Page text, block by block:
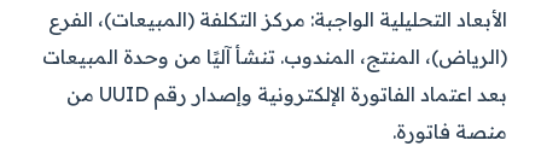
الأبعاد التحليلية الواجبة: مركز التكلفة (المبيعات)، الفرع
(الرياض)، المنتج، المندوب. تنشأ آليًا من وحدة المبيعات
بعد اعتماد الفاتورة الإلكترونية وإصدار رقم UUID من
منصة فاتورة.